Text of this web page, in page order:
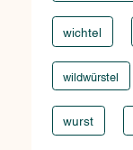
wichtel
wildwürstel
wurst